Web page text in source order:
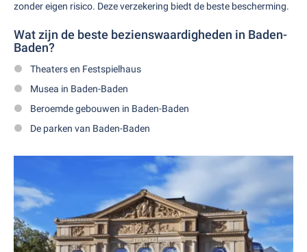
zonder eigen risico. Deze verzekering biedt de beste bescherming.
Wat zijn de beste bezienswaardigheden in Baden-
Baden?
Theaters en Festspielhaus
Musea in Baden-Baden
Beroemde gebouwen in Baden-Baden
De parken van Baden-Baden